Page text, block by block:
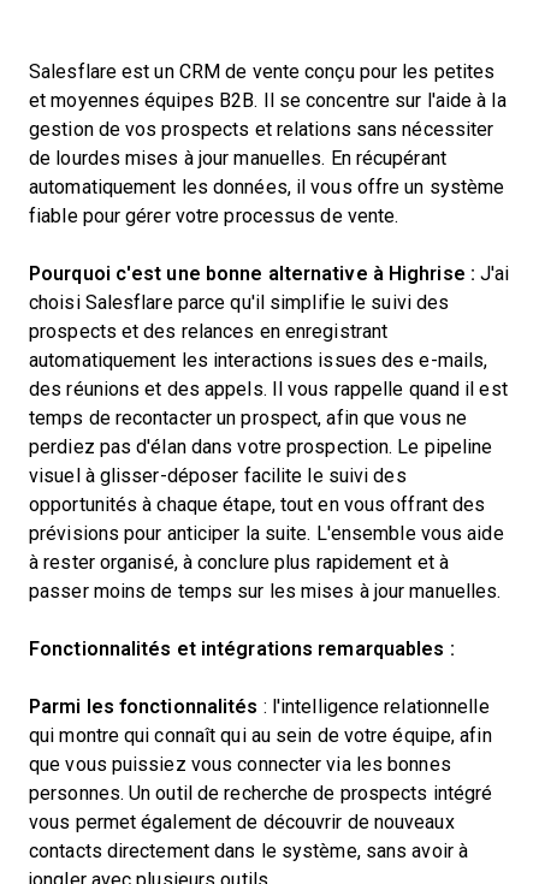
Salesflare est un CRM de vente conçu pour les petites
et moyennes équipes B2B. Il se concentre sur l'aide à la
gestion de vos prospects et relations sans nécessiter
de lourdes mises à jour manuelles. En récupérant
automatiquement les données, il vous offre un système
fiable pour gérer votre processus de vente.
Pourquoi c'est une bonne alternative à Highrise : J'ai
choisi Salesflare parce qu'il simplifie le suivi des
prospects et des relances en enregistrant
automatiquement les interactions issues des e-mails,
des réunions et des appels. Il vous rappelle quand il est
temps de recontacter un prospect, afin que vous ne
perdiez pas d'élan dans votre prospection. Le pipeline
visuel à glisser-déposer facilite le suivi des
opportunités à chaque étape, tout en vous offrant des
prévisions pour anticiper la suite. L'ensemble vous aide
à rester organisé, à conclure plus rapidement et à
passer moins de temps sur les mises à jour manuelles.
Fonctionnalités et intégrations remarquables :
Parmi les fonctionnalités : l'intelligence relationnelle
qui montre qui connaît qui au sein de votre équipe, afin
que vous puissiez vous connecter via les bonnes
personnes. Un outil de recherche de prospects intégré
vous permet également de découvrir de nouveaux
contacts directement dans le système, sans avoir à
jongler avec plusieurs outils.